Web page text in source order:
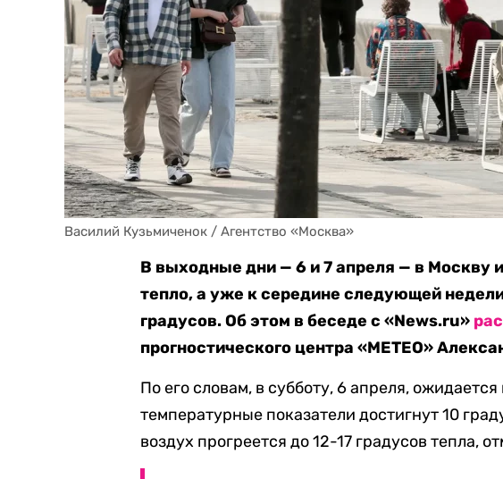
Василий Кузьмиченок / Агентство «Москва»
В выходные дни — 6 и 7 апреля — в Москву
тепло, а уже к середине следующей
градусов. Об этом в беседе с «News.ru»
прогностического центра «METEO»
По его словам, в субботу, 6 апреля,
температурные показатели достигнут 10
воздух прогреется до 12-17 градусов тепла,